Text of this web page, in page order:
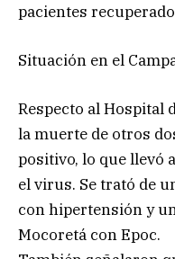
pacientes
Situación en el
Respecto al Hospital
la muerte de otros
positivo, lo que llevó
el virus. Se trató de
con hipertensión y
Mocoretá con Epoc.